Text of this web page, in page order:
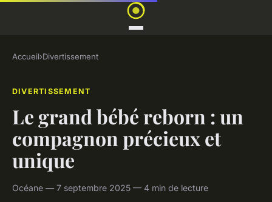
Accueil›Divertissement
DIVERTISSEMENT
Le grand bébé reborn : un
compagnon précieux et
unique
Océane — 7 septembre 2025 — 4 min de lecture